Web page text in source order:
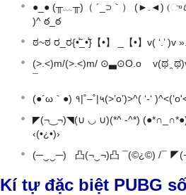
●_● (╥﹏╥)（ ´_⊃｀） (►.◄)
)^ ఠ_ఠ
ಠ~ಠ ರ_ರ{•̃̾_•̃̾}【•】 _【•】v( ‘.’
(>.<)m/(>.<)m/ ⊙▃⊙O.o v(ಥ
¯
(●´ω｀●) १|˚–˚|५(>’o’)>^( ‘-‘
◤(¬‿¬)◥(∪ ◡ ∪)(*^ -^*) (●*∩_∩*●)
‹(•¿•)›
(─‿‿─) 凸(¬‿¬)凸 ¯(©¿©) /¯
Kí tự đặc biệt PUBG